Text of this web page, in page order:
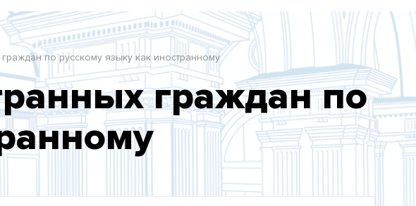
по русскому языку как иностранному
граждан по